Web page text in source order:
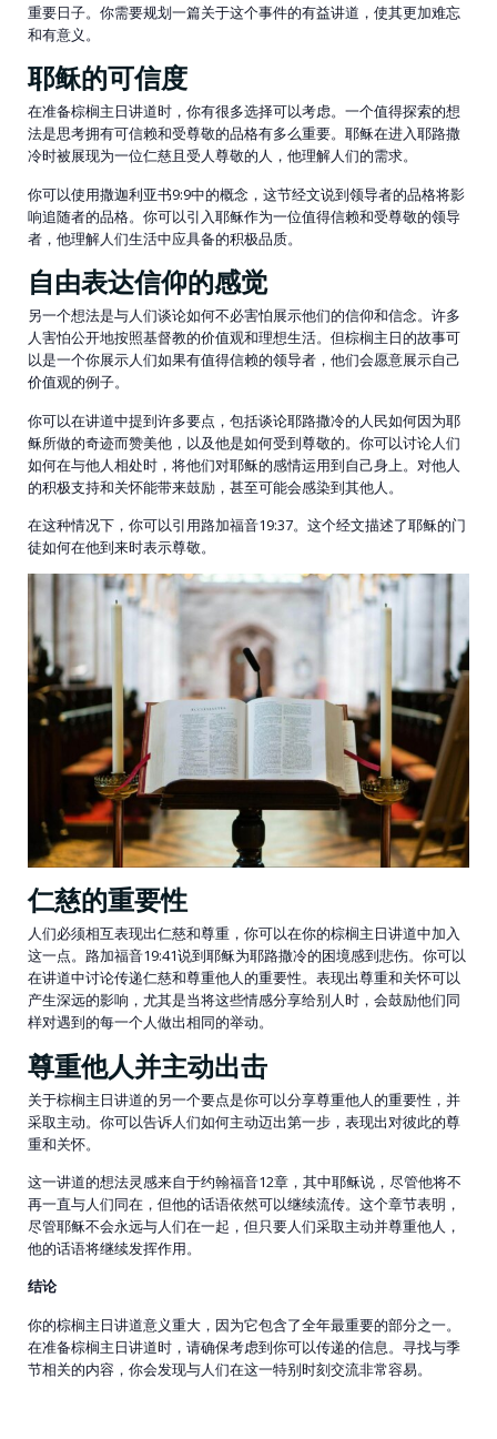
重要日子。你需要规划一篇关于这个事件的有益讲道，使其更加难忘
和有意义。
耶稣的可信度
在准备棕榈主日讲道时，你有很多选择可以考虑。一个值得探索的想
法是思考拥有可信赖和受尊敬的品格有多么重要。耶稣在进入耶路撒
冷时被展现为一位仁慈且受人尊敬的人，他理解人们的需求。
你可以使用撒迦利亚书9:9中的概念，这节经文说到领导者的品格将影
响追随者的品格。你可以引入耶稣作为一位值得信赖和受尊敬的领导
者，他理解人们生活中应具备的积极品质。
自由表达信仰的感觉
另一个想法是与人们谈论如何不必害怕展示他们的信仰和信念。许多
人害怕公开地按照基督教的价值观和理想生活。但棕榈主日的故事可
以是一个你展示人们如果有值得信赖的领导者，他们会愿意展示自己
价值观的例子。
你可以在讲道中提到许多要点，包括谈论耶路撒冷的人民如何因为耶
稣所做的奇迹而赞美他，以及他是如何受到尊敬的。你可以讨论人们
如何在与他人相处时，将他们对耶稣的感情运用到自己身上。对他人
的积极支持和关怀能带来鼓励，甚至可能会感染到其他人。
在这种情况下，你可以引用路加福音19:37。这个经文描述了耶稣的门
徒如何在他到来时表示尊敬。
仁慈的重要性
人们必须相互表现出仁慈和尊重，你可以在你的棕榈主日讲道中加入
这一点。路加福音19:41说到耶稣为耶路撒冷的困境感到悲伤。你可以
在讲道中讨论传递仁慈和尊重他人的重要性。表现出尊重和关怀可以
产生深远的影响，尤其是当将这些情感分享给别人时，会鼓励他们同
样对遇到的每一个人做出相同的举动。
尊重他人并主动出击
关于棕榈主日讲道的另一个要点是你可以分享尊重他人的重要性，并
采取主动。你可以告诉人们如何主动迈出第一步，表现出对彼此的尊
重和关怀。
这一讲道的想法灵感来自于约翰福音12章，其中耶稣说，尽管他将不
再一直与人们同在，但他的话语依然可以继续流传。这个章节表明，
尽管耶稣不会永远与人们在一起，但只要人们采取主动并尊重他人，
他的话语将继续发挥作用。
结论
你的棕榈主日讲道意义重大，因为它包含了全年最重要的部分之一。
在准备棕榈主日讲道时，请确保考虑到你可以传递的信息。寻找与季
节相关的内容，你会发现与人们在这一特别时刻交流非常容易。